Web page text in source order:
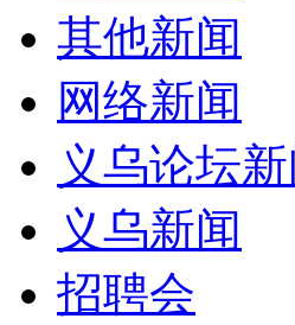
其他新闻
网络新闻
义乌论坛
义乌新闻
招聘会